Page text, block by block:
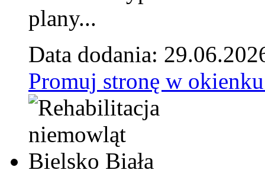
plany...
Data dodania:
Promuj stronę w